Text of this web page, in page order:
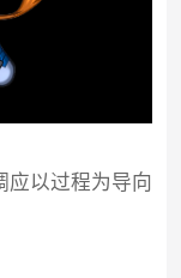
应以过程为导向